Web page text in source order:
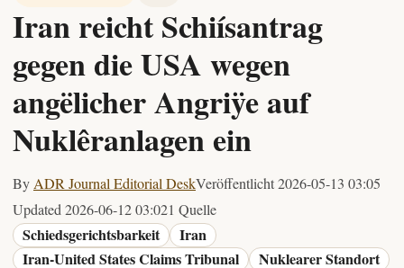
Iran reicht Schiísantrag
gegen die USA wegen
angëlicher Angriÿe auf
Nuklêranlagen ein
ByADR Journal Editorial DeskVeröffentlicht2026-05-13 03:05
Updated2026-06-12 03:021 Quelle
Schiedsgerichtsbarkeit
Iran
Iran-United States Claims Tribunal
Nuklearer Standort